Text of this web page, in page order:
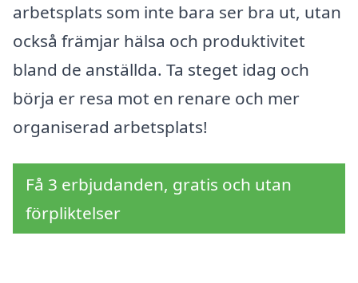
arbetsplats som inte bara ser bra ut, utan
också främjar hälsa och produktivitet
bland de anställda. Ta steget idag och
börja er resa mot en renare och mer
organiserad arbetsplats!
Få 3 erbjudanden, gratis och utan
förpliktelser